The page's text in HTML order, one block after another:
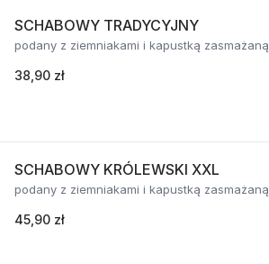
SCHABOWY TRADYCYJNY
podany z ziemniakami i kapustką zasmażaną
38,90 zł
SCHABOWY KRÓLEWSKI XXL
podany z ziemniakami i kapustką zasmażaną
45,90 zł